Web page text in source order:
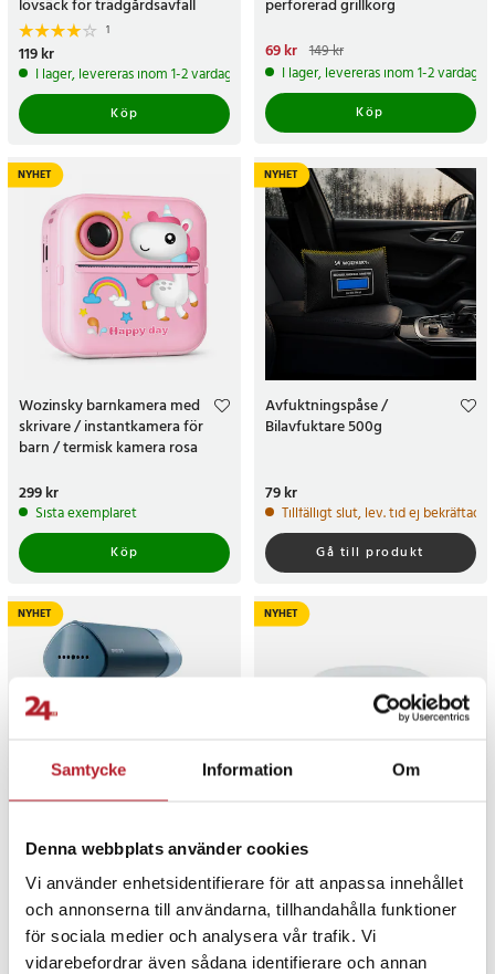
Samtycke Information Om
Denna webbplats använder cookies
Vi använder enhetsidentifierare för att anpassa innehållet
och annonserna till användarna, tillhandahålla funktioner
för sociala medier och analysera vår trafik. Vi
vidarebefordrar även sådana identifierare och annan
lövsäck för trädgårdsavfall
1
Pris:119 kr
119 kr
I lager, levereras inom 1-2 vardagar
Köp
perforerad grillkorg
Nuvarande pris
pris:149 kr
69 kr 149 kr
I lager, levereras inom 1-2 vardagar
Köp
NYHET
Wozinsky barnkamera med
skrivare / instantkamera för
barn / termisk kamera rosa
Pris:299 kr
299 kr
Sista exemplaret
Köp
NYHET
Avfuktningspåse /
Bilavfuktare 500g
Pris:
79 kr
Tillfälligt slut, lev. tid ej bekräftad.
Gå till produkt
NYHET
Philips 3000 Series
STH3000/20 handsteamer /
kompakt klädsteamer /
hopfällbar steamer 1000 W
Pris:449 kr
449 kr
Tillfälligt slut, lev. tid ej bekräftad.
NYHET
Bordsdammsugare /
mini-dammsugare för
skrivbord
Pris:139 kr
139 kr
I lager, levereras inom 1-2 vardagar